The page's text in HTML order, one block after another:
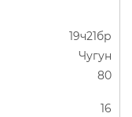
19ч21бр
Чугун
80
16